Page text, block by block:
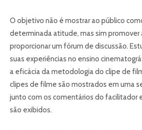
O objetivo não é mostrar ao público
determinada atitude, mas sim promover
proporcionar um fórum de discussão.
suas experiências no ensino
a eficácia da metodologia do clipe de
clipes de filme são mostrados em uma
junto com os comentários do facilitador
são exibidos.